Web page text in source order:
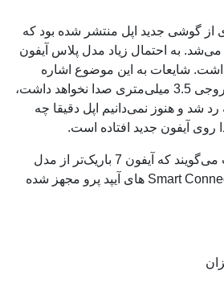
از گوشی جدید اپل منتشر شده بود که
آیفون 7 پلاس می‌شد. به احتمال زیاد مدل پلاس آیفون
داشت. شایعات به این موضوع اشاره
می‌کنند که iPhone 7 خروجی 3.5 میلی‌متری صدا نخواهد داشت،
شد و هنوز نمی‌دانیم اپل دقیقا چه
روی آیفون جدید افتاده است.
بخش دیگری از اطلاعات می‌گویند که آیفون 7 باریک‌تر از مدل
قبلی خواهد بود و به Smart Connector های آیپد پرو مجهز شده